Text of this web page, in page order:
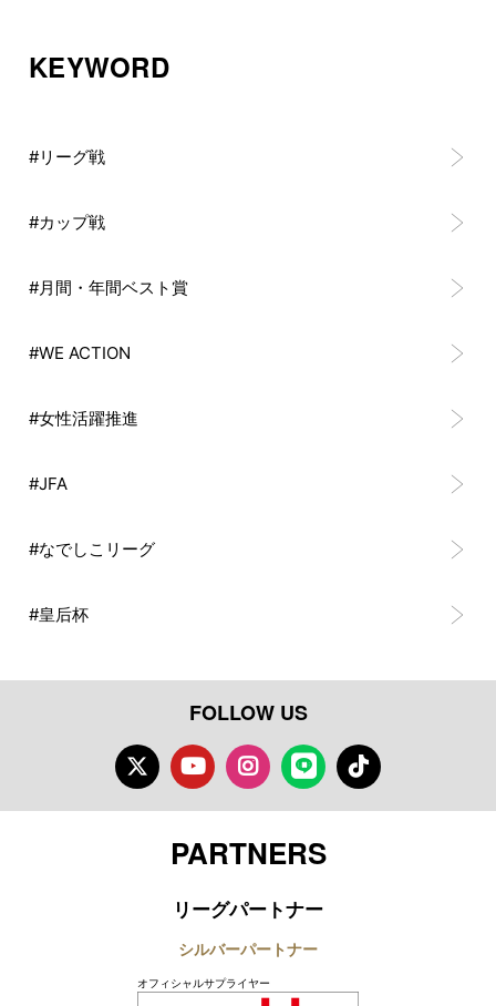
KEYWORD
#リーグ戦
#カップ戦
#月間・年間ベスト賞
#WE ACTION
#女性活躍推進
#JFA
#なでしこリーグ
#皇后杯
FOLLOW US
TwitterYoutubeInstagram
LINE TikTok
PARTNERS
リーグパートナー
シルバーパートナー
オフィシャルサプライヤー